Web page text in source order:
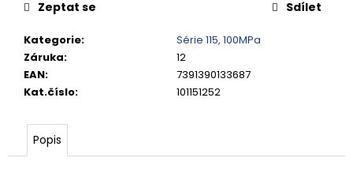
Kategorie:
Série 115, 100MPa
Záruka:
12
EAN:
7391390133687
Kat.číslo: 101151252
Zeptat se Sdílet
Popis
3/4"
FVMQ
750,33
Kč